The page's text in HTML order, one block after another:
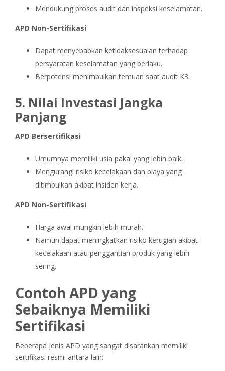
Mendukung proses audit dan inspeksi keselamatan.
APD Non-Sertifikasi
Dapat menyebabkan ketidaksesuaian terhadap
persyaratan keselamatan yang berlaku.
Berpotensi menimbulkan temuan saat audit K3.
5. Nilai Investasi Jangka
Panjang
APD Bersertifikasi
Umumnya memiliki usia pakai yang lebih baik.
Mengurangi risiko kecelakaan dan biaya yang
ditimbulkan akibat insiden kerja.
APD Non-Sertifikasi
Harga awal mungkin lebih murah.
Namun dapat meningkatkan risiko kerugian akibat
kecelakaan atau penggantian produk yang lebih
sering.
Contoh APD yang
Sebaiknya Memiliki
Sertifikasi
Beberapa jenis APD yang sangat disarankan memiliki
sertifikasi resmi antara lain: